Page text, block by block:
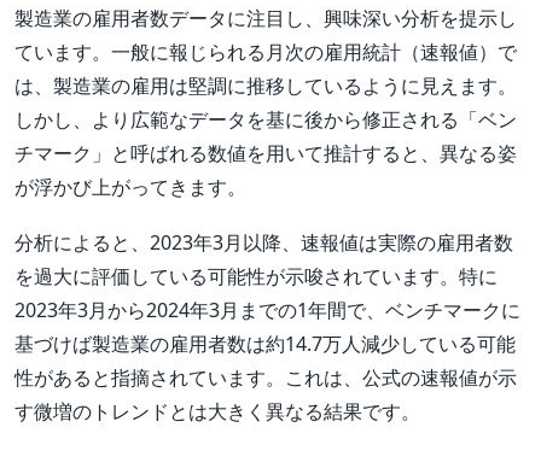
製造業の雇用者数データに注目し、興味深い分析を提示し
ています。一般に報じられる月次の雇用統計（速報値）で
は、製造業の雇用は堅調に推移しているように見えます。
しかし、より広範なデータを基に後から修正される「ベン
チマーク」と呼ばれる数値を用いて推計すると、異なる姿
が浮かび上がってきます。
分析によると、2023年3月以降、速報値は実際の雇用者数
を過大に評価している可能性が示唆されています。特に
2023年3月から2024年3月までの1年間で、ベンチマークに
基づけば製造業の雇用者数は約14.7万人減少している可能
性があると指摘されています。これは、公式の速報値が示
す微増のトレンドとは大きく異なる結果です。